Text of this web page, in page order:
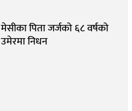
मेसीका पिता जर्जको ६८ वर्षको
उमेरमा निधन